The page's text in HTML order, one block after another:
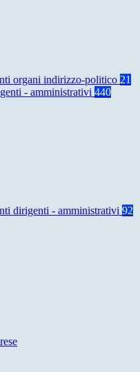
organi indirizzo-politico 21
- amministrativi 440
dirigenti - amministrativi 92